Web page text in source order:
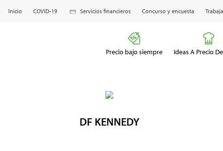
Inicio COVID-19 Servicios financieros Concurso y encuesta
Precio bajo siempre Ideas A Precio
DF KENNEDY